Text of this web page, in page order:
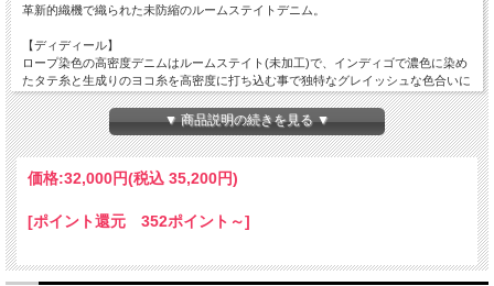
革新的織機で織られた未防縮のルームステイトデニム。
【ディディール】
ロープ染色の高密度デニムはルームステイト(未加工)で、インディゴで濃色に染め
たタテ糸と生成りのヨコ糸を高密度に打ち込む事で独特なグレイッシュな色合いに
仕上げています。
ハイライズで深い股上と尾錠と片側のみのパッチポケットがクラシックなワークパ
ンツらしい雰囲気を演出。
太めのストレートのシルエットと前立てのボタンフライはクラシカルなディティー
ルながらも上品なボタンやデニムの色合いがスタイリッシュな佇まいもプラスして
います。
を楽しむ[TUKI]らしい提案のパンツと言えます。
▼ 商品説明の続きを見る ▼
価格:32,000円(税込 35,200円)
[ポイント還元 352ポイント～]